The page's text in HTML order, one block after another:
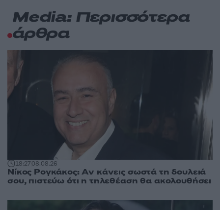
Media: Περισσότερα
άρθρα
18:2708.08.26
Νίκος Ρογκάκος: Αν κάνεις σωστά τη δουλειά
σου, πιστεύω ότι η τηλεθέαση θα ακολουθήσει